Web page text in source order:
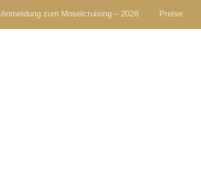
Anmeldung zum Moselcruising – 2026 Preise